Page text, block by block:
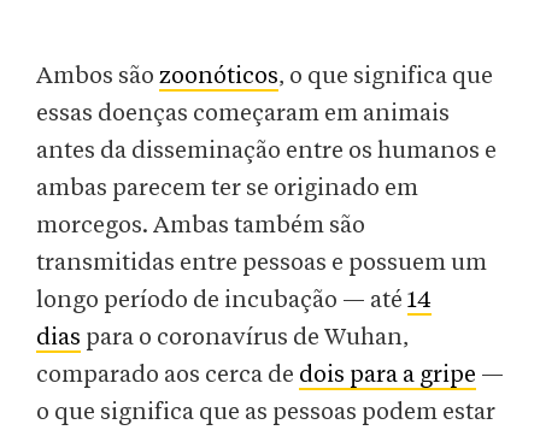
Ambos são zoonóticos, o que significa que
essas doenças começaram em animais
antes da disseminação entre os humanos e
ambas parecem ter se originado em
morcegos. Ambas também são
transmitidas entre pessoas e possuem um
longo período de incubação — até 14
dias para o coronavírus de Wuhan,
comparado aos cerca de dois para a gripe —
o que significa que as pessoas podem estar